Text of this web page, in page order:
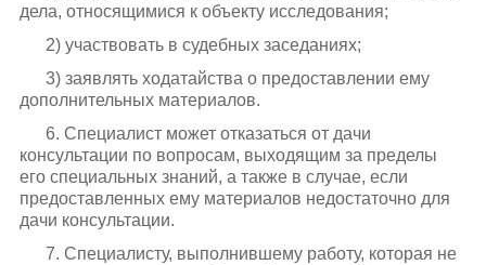
дела, относящимися к объекту исследования;
2) участвовать в судебных заседаниях;
3) заявлять ходатайства о предоставлении ему
дополнительных материалов.
6. Специалист может отказаться от дачи
консультации по вопросам, выходящим за пределы
его специальных знаний, а также в случае, если
предоставленных ему материалов недостаточно для
дачи консультации.
7. Специалисту, выполнившему работу, которая не